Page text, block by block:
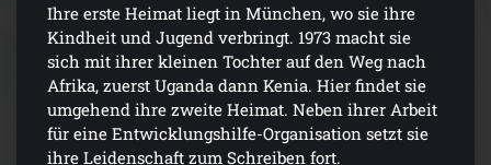
Ihre erste Heimat liegt in München, wo sie ihre
Kindheit und Jugend verbringt. 1973 macht sie
sich mit ihrer kleinen Tochter auf den Weg nach
Afrika, zuerst Uganda dann Kenia. Hier findet sie
umgehend ihre zweite Heimat. Neben ihrer Arbeit
für eine Entwicklungshilfe-Organisation setzt sie
ihre Leidenschaft zum Schreiben fort.